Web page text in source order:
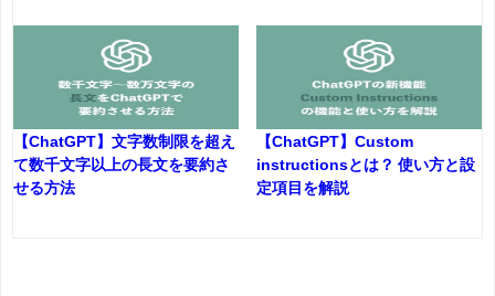
【ChatGPT】文字数制限を超え
て数千文字以上の長文を要約さ
せる方法
【ChatGPT】Custom
instructionsとは？ 使い方と設
定項目を解説